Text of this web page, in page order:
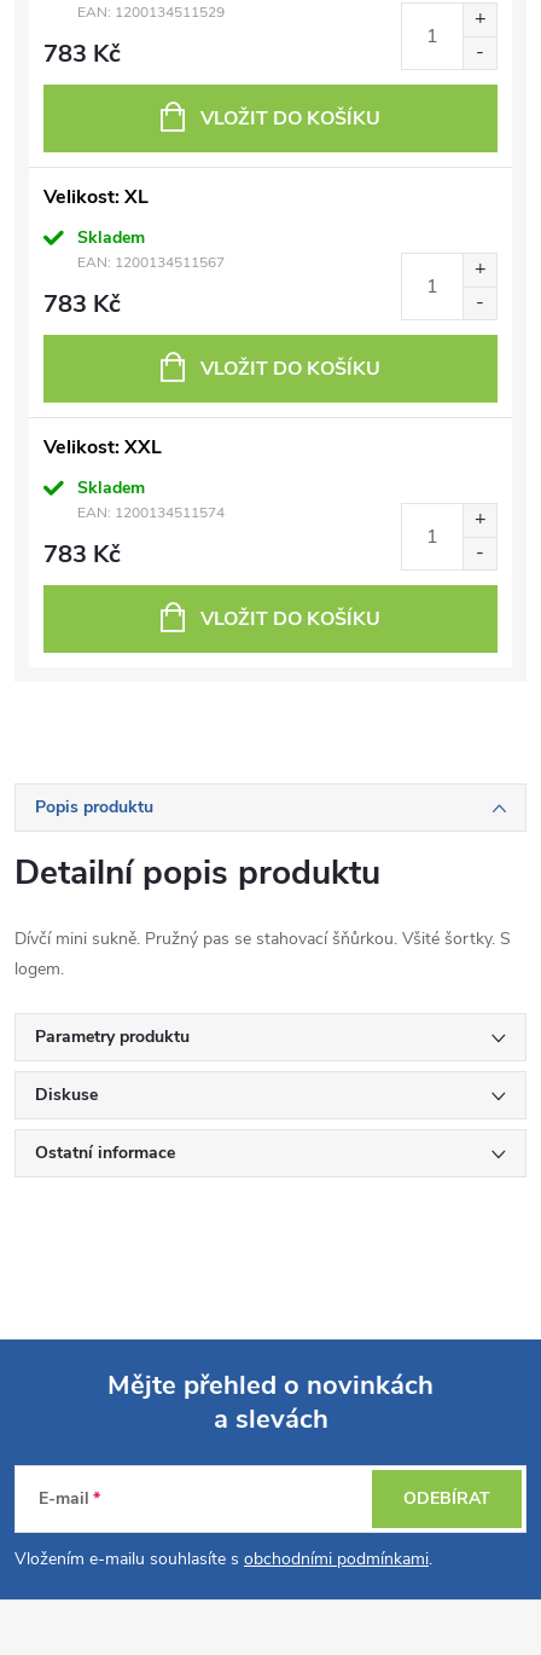
EAN: 1200134511529
783 Kč
VLOŽIT DO KOŠÍKU
Velikost: XL
Skladem
EAN: 1200134511567
783 Kč
VLOŽIT DO KOŠÍKU
Velikost: XXL
Skladem
EAN: 1200134511574
783 Kč
VLOŽIT DO KOŠÍKU
Popis produktu
Detailní popis produktu
Dívčí mini sukně. Pružný pas se stahovací šňůrkou. Všité šortky. S
logem.
Parametry produktu
Diskuse
Ostatní informace
p
a
Mějte přehled o novinkách
a slevách
E-mail
Vložením e-mailu souhlasíte s obchodními podmínkami.
ODEBÍRAT